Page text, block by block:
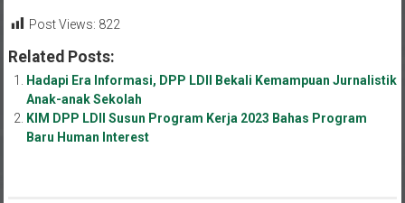
Post Views: 822
Related Posts:
Hadapi Era Informasi, DPP LDII Bekali Kemampuan Jurnalistik
Anak-anak Sekolah
KIM DPP LDII Susun Program Kerja 2023 Bahas Program
Baru Human Interest